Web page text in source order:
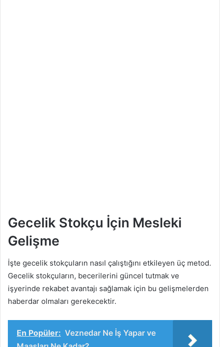
Gecelik Stokçu İçin Mesleki
Gelişme
İşte gecelik stokçuların nasıl çalıştığını etkileyen üç metod.
Gecelik stokçuların, becerilerini güncel tutmak ve
işyerinde rekabet avantajı sağlamak için bu gelişmelerden
haberdar olmaları gerekecektir.
En Popüler: Veznedar Ne İş Yapar ve